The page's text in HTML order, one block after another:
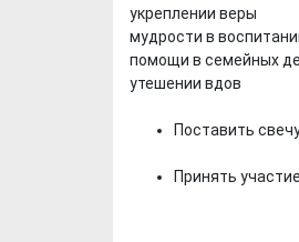
укреплении веры
мудрости в
помощи в семейных
утешении вдов
Поставить
Принять